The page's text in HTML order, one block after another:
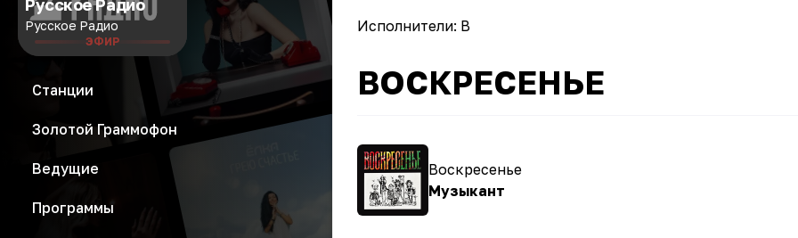
Русское Радио
Русское Радио
ЭФИР
Станции
Золотой Граммофон
Ведущие
Программы
Исполнители: В
ВОСКРЕСЕНЬЕ
Воскресенье
Музыкант